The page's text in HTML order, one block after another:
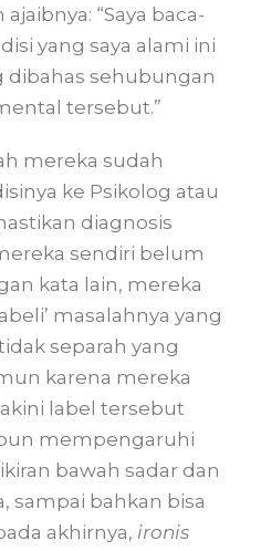
“Saya baca-
yang saya alami ini
dibahas sehubungan
tersebut.”
mereka sudah
ke Psikolog atau
diagnosis
sendiri belum
kata lain, mereka
masalahnya yang
separah yang
karena mereka
label tersebut
mempengaruhi
bawah sadar dan
sampai bahkan bisa
akhirnya, ironis